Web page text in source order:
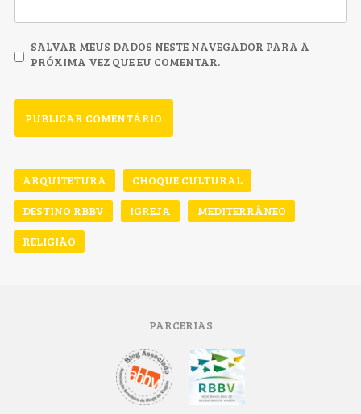
SALVAR MEUS DADOS NESTE NAVEGADOR PARA A
PRÓXIMA VEZ QUE EU COMENTAR.
ARQUITETURA
CHOQUE CULTURAL
DESTINO RBBV
IGREJA
MEDITERRÂNEO
RELIGIÃO
PARCERIAS